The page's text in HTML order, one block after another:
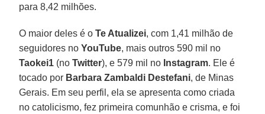
para 8,42 milhões.
O maior deles é oTe Atualizei, com 1,41 milhão de
seguidores noYouTube, mais outros 590 mil no
Taokei1 (noTwitter), e 579 mil no Instagram. Ele é
tocado por Barbara Zambaldi Destefani, de Minas
Gerais. Em seu perfil, ela se apresenta como criada
no catolicismo, fez primeira comunhão e crisma, e foi